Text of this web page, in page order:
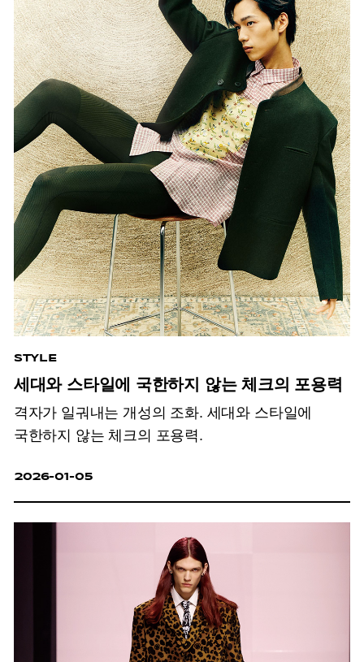
STYLE
세대와 스타일에 국한하지 않는 체크의 포용력
격자가 일궈내는 개성의 조화. 세대와 스타일에
국한하지 않는 체크의 포용력.
2026-01-05